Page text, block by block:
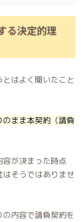
る決定的理
はよく聞いたこと
まま本契約（請負
が決まった時点
そうではありませ
内容で請負契約を